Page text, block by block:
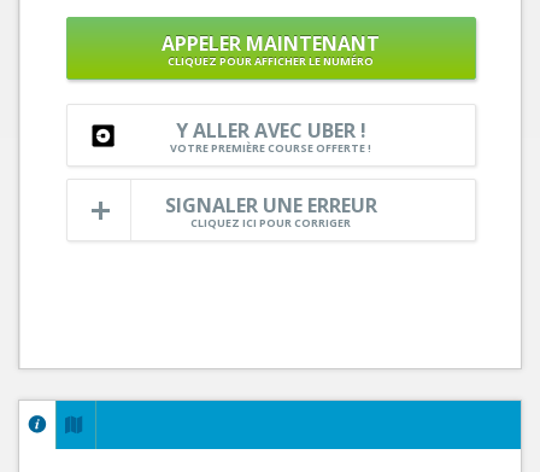
APPELER MAINTENANT
CLIQUEZ POUR AFFICHER LE NUMÉRO
Y ALLER AVEC UBER !
VOTRE PREMIÈRE COURSE OFFERTE !
SIGNALER UNE ERREUR
CLIQUEZ ICI POUR CORRIGER